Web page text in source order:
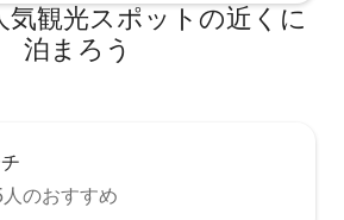
観光スポットの近くに
泊まろう
のおすすめ